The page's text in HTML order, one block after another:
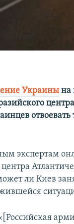
Украины на
экспертам
ли Киев